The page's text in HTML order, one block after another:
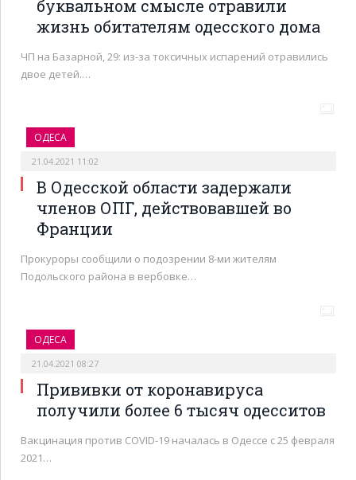
буквальном смысле отравили
жизнь обитателям одесского дома
ЧП на Базарной, 29: из-за токсичных испарений отравились
двое детей.…
ОДЕСА
21.04.2021 11:02
В Одесской области задержали
членов ОПГ, действовавшей во
Франции
Прокуроры сообщили о подозрении 8-ми жителям
Подольского района в вербовке…
ОДЕСА
21.04.2021 08:27
Прививки от коронавируса
получили более 6 тысяч одесситов
Вакцинация против COVID-19 началась в Одессе с 25 февраля
2021…